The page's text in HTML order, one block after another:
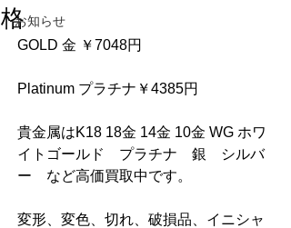
お知らせ
格
GOLD 金 ￥7048円
Platinum プラチナ￥4385円
貴金属はK18 18金 14金 10金 WG ホワ
イトゴールド　プラチナ　銀　シルバ
ー　など高価買取中です。
変形、変色、切れ、破損品、イニシャ